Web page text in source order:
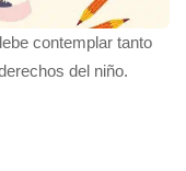
contemplar tanto
del niño.